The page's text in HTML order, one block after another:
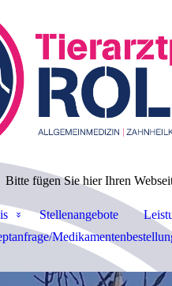
Bitte fügen Sie hier Ihren
Stellenangebote